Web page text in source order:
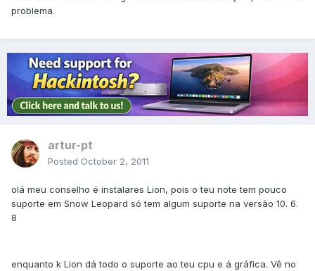
problema.
artur-pt
Posted October 2, 2011
olá meu conselho é instalares Lion, pois o teu note tem pouco
suporte em Snow Leopard só tem algum suporte na versão 10. 6.
8
enquanto k Lion dá todo o suporte ao teu cpu e á gráfica. Vê no